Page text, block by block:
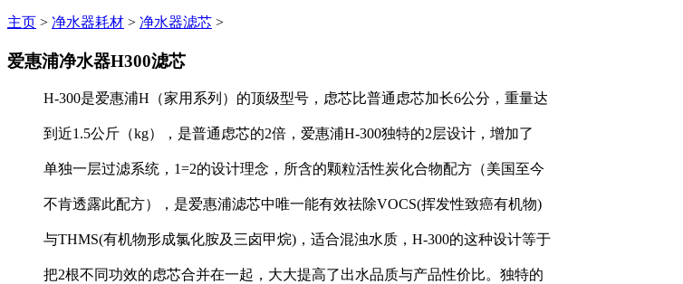
主页 > 净水器耗材 > 净水器滤芯 >
爱惠浦净水器H300滤芯
H-300是爱惠浦H（家用系列）的顶级型号，虑芯比普通虑芯加长6公分，重量达
到近1.5公斤（kg），是普通虑芯的2倍，爱惠浦H-300独特的2层设计，增加了
单独一层过滤系统，1=2的设计理念，所含的颗粒活性炭化合物配方（美国至今
不肯透露此配方），是爱惠浦滤芯中唯一能有效祛除VOCS(挥发性致癌有机物)
与THMS(有机物形成氯化胺及三卤甲烷)，适合混浊水质，H-300的这种设计等于
把2根不同功效的虑芯合并在一起，大大提高了出水品质与产品性价比。独特的